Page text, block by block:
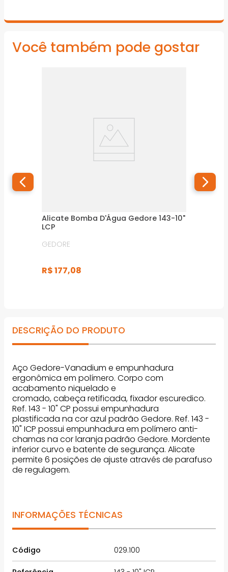
Você também pode gostar
Alicate Bomba D'Água Gedore 143-10"
LCP
GEDORE
R$177,08
DESCRIÇÃO DO PRODUTO
Aço Gedore-Vanadium e empunhadura
ergonômica em polímero. Corpo com
acabamento niquelado e
cromado, cabeça retificada, fixador escuredico.
Ref. 143 - 10" CP possui empunhadura
plastificada na cor azul padrão Gedore. Ref. 143 -
10" ICP possui empunhadura em polímero anti-
chamas na cor laranja padrão Gedore. Mordente
inferior curvo e batente de segurança. Alicate
permite 6 posições de ajuste através de parafuso
de regulagem.
INFORMAÇÕES TÉCNICAS
Código 029.100